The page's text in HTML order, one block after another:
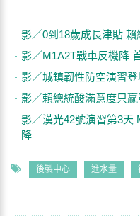
影／0到18歲成長津貼
影／M1A2T戰車反機降
影／城鎮韌性防空演習
影／賴總統酸滿意度只
影／漢光42號演習第3天
降
後製中心 進水量